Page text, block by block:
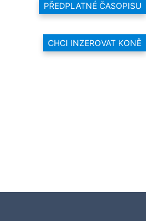
PŘEDPLATNÉ ČASOPISU
CHCI INZEROVAT KONĚ